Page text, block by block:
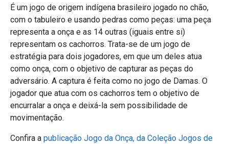
É um jogo de origem indígena brasileiro jogado no chão,
com o tabuleiro e usando pedras como peças: uma peça
representa a onça e as 14 outras (iguais entre si)
representam os cachorros. Trata-se de um jogo de
estratégia para dois jogadores, em que um deles atua
como onça, com o objetivo de capturar as peças do
adversário. A captura é feita como no jogo de Damas. O
jogador que atua com os cachorros tem o objetivo de
encurralar a onça e deixá-la sem possibilidade de
movimentação.
Confira a publicação Jogo da Onça, da Coleção Jogos de